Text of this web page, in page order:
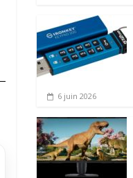
6 juin 2026